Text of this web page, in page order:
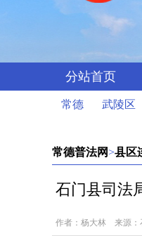
分站首页
常德 武陵区
常德普法网>县区
石门县司法
作者：杨大林 来源：